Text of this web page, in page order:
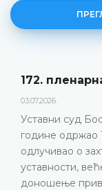
172.
03.07.2026.
Уставни суд
године одржао
одлучивао о
уставности,
доношење